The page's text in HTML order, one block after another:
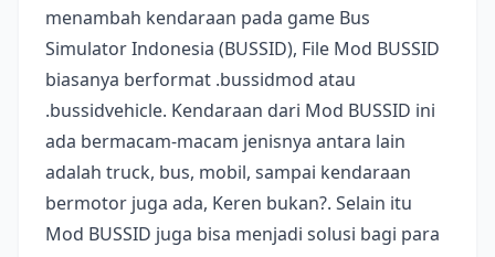
menambah kendaraan pada game Bus
Simulator Indonesia (BUSSID), File Mod BUSSID
biasanya berformat .bussidmod atau
.bussidvehicle. Kendaraan dari Mod BUSSID ini
ada bermacam-macam jenisnya antara lain
adalah truck, bus, mobil, sampai kendaraan
bermotor juga ada, Keren bukan?. Selain itu
Mod BUSSID juga bisa menjadi solusi bagi para